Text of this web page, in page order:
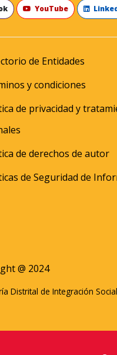
YouTube
de Entidades
y condiciones
de privacidad y
de derechos de autor
de Seguridad de
@ 2024
Distrital de Integración Social